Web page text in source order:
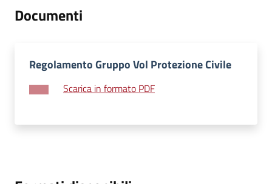
Documenti
Regolamento Gruppo Vol Protezione Civile
Scarica in formato PDF